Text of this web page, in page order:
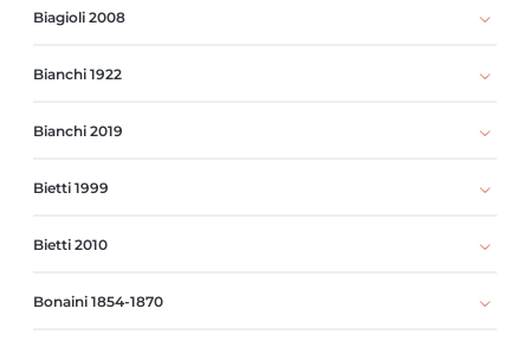
Biagioli 2008
Bianchi 1922
Bianchi 2019
Bietti 1999
Bietti 2010
Bonaini 1854-1870